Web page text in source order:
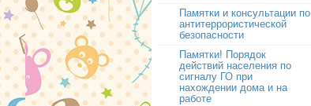
Памятки и консультации по
антитеррористической
безопасности
Памятки! Порядок
действий населения по
сигналу ГО при
нахождении дома и на
работе